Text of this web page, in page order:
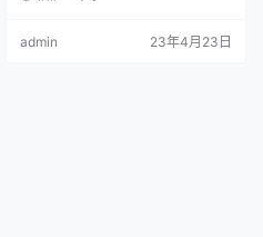
都很好看，现.
admin 23年4月23日